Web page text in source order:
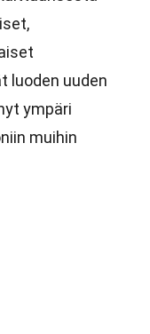
luoden uuden
ympäri
muihin